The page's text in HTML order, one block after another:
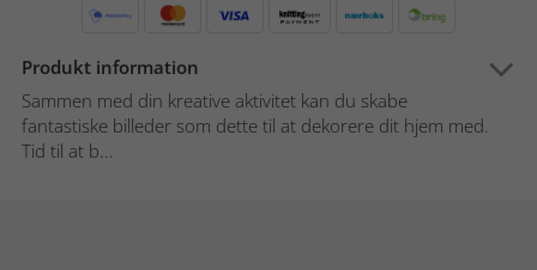
Produkt information
Sammen med din kreative aktivitet kan du skabe
fantastiske billeder som dette til at dekorere dit hjem med.
Tid til at b...